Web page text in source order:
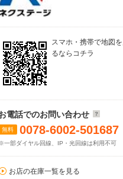
スマホ・携帯で地図
るならコチラ
電話でのお問い合わせ
無料 0078-6002-501687
一部ダイヤル回線、IP・光回線は利用不可
お店の在庫一覧を見る